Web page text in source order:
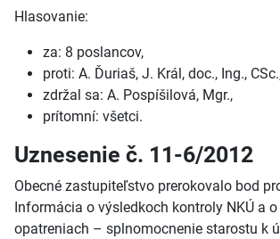
Hlasovanie:
za: 8 poslancov,
proti: A. Ďuriaš, J. Král, doc., Ing.,
zdržal sa: A. Pospíšilová, Mgr.,
prítomní: všetci.
Uznesenie č. 11-6/2012
Obecné zastupiteľstvo prerokovalo bod
Informácia o výsledkoch kontroly NKÚ a
opatreniach – splnomocnenie starostu k